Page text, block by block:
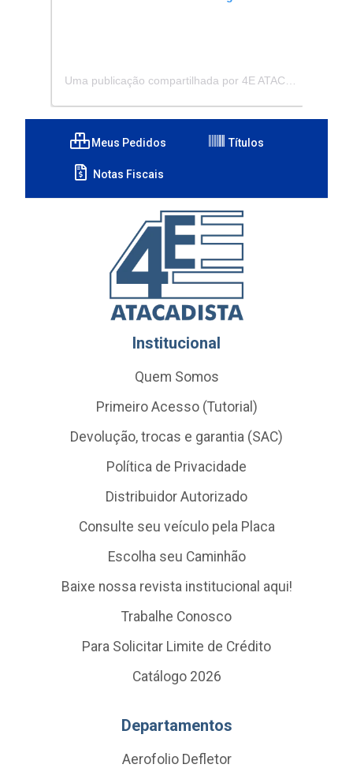
Meus Pedidos Títulos
Notas Fiscais
Institucional
Quem Somos
Primeiro Acesso (Tutorial)
Devolução, trocas e garantia (SAC)
Política de Privacidade
Distribuidor Autorizado
Consulte seu veículo pela Placa
Escolha seu Caminhão
Baixe nossa revista institucional aqui!
Trabalhe Conosco
Para Solicitar Limite de Crédito
Catálogo 2026
Departamentos
Aerofolio Defletor